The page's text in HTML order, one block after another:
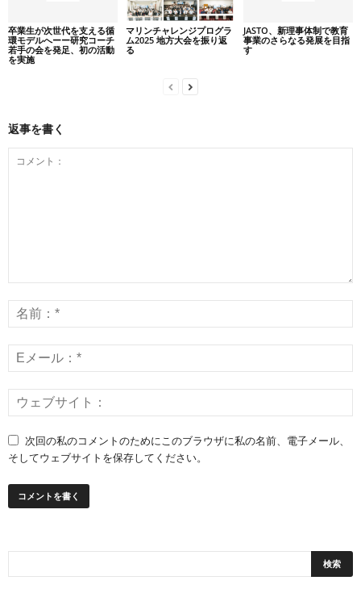
卒業生が次世代を支える循
環モデルへーー研究コーチ
若手の会を発足、初の活動
を実施
マリンチャレンジプログラ
ム2025 地方大会を振り返
る
JASTO、新理事体制で教育
事業のさらなる発展を目指
す
返事を書く
次回の私のコメントのためにこのブラウザに私の名前、電子メール、
そしてウェブサイトを保存してください。